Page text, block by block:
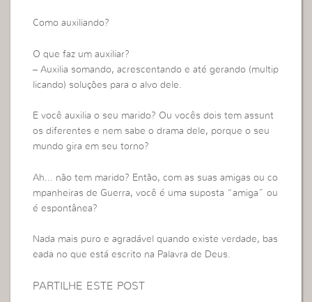
Como auxiliando?
O que faz um auxiliar?
– Auxilia somando, acrescentando e até gerando (multip
licando) soluções para o alvo dele.
E você auxilia o seu marido? Ou vocês dois tem assunt
os diferentes e nem sabe o drama dele, porque o seu
mundo gira em seu torno?
Ah… não tem marido? Então, com as suas amigas ou co
mpanheiras de Guerra, você é uma suposta “amiga” ou
é espontânea?
Nada mais puro e agradável quando existe verdade, bas
eada no que está escrito na Palavra de Deus.
PARTILHE ESTE POST